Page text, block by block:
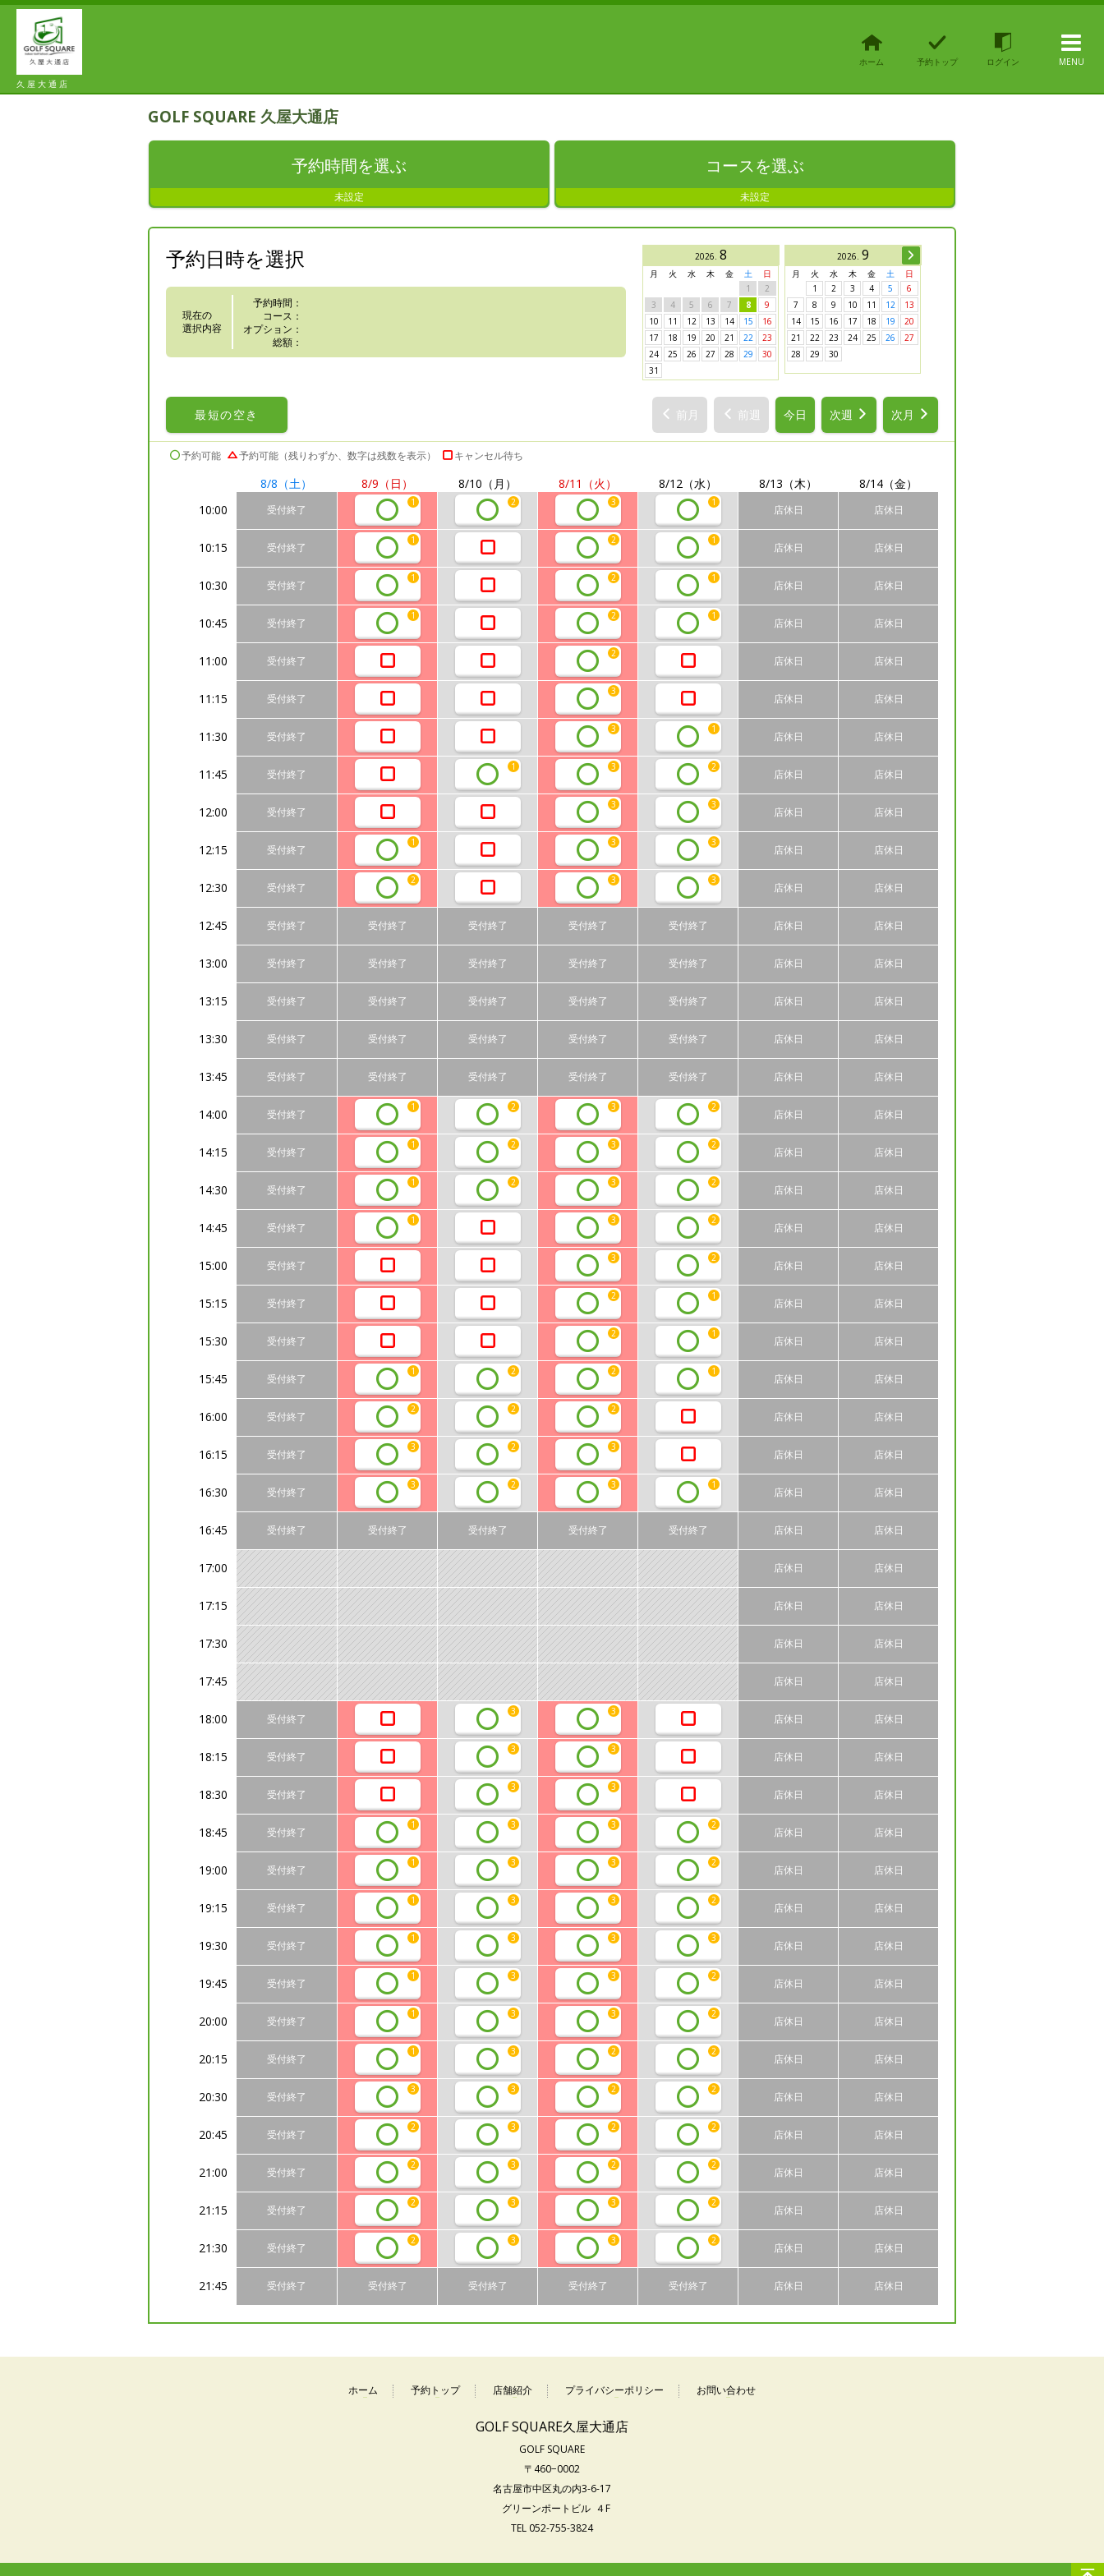
久 屋 大 通 店
ホーム 予約トップ ログイン MENU
GOLF SQUARE 久屋大通店
予約時間を選ぶ
未設定
コースを選ぶ
未設定
予約日時を選択
現在の
選択内容
予約時間：
コース：
オプション：
総額：
2026. 8
月 火 水 木 金 土
日
1
2
3
4 5 6 7 8
9
10
11 12 13 14 15
16
17
18 19 20 21 22
23
24
25 26 27 28 29
30
31
2026.9
月 火 水 木 金 土
日
1
2 3 4 5
6
7
8 9 10 11 12
13
14
15 16 17 18 19
20
21
22 23 24 25 26
27
28
29 30
最短の空き 前月 前週 今日 次週 次月
予約可能 予約可能（残りわずか、数字は残数を表示） キャンセル待ち
8/8 （土） 8/9 （日） 8/10 （月） 8/11 （火） 8/12（水） 8/13 （木） 8/14（金）
10:00
受付終了
1 2 3 1
店休日 店休日
10:15 受付終了
1 2 1
店休日 店休日
10:30 受付終了
1 2 1
店休日 店休日
10:45 受付終了
1 2 1
店休日 店休日
11:00 受付終了
2
店休日 店休日
11:15 受付終了
3
店休日 店休日
11:30 受付終了
3 1
店休日 店休日
11:45 受付終了
1 3 2
店休日 店休日
12:00 受付終了
3 3
店休日 店休日
12:15 受付終了
1 3 3
店休日 店休日
12:30 受付終了
2 3 3
店休日 店休日
12:45 受付終了 受付終了 受付終了 受付終了 受付終了 店休日 店休日
13:00 受付終了 受付終了 受付終了 受付終了 受付終了 店休日 店休日
13:15 受付終了 受付終了 受付終了 受付終了 受付終了 店休日 店休日
13:30 受付終了 受付終了 受付終了 受付終了 受付終了 店休日 店休日
13:45 受付終了 受付終了 受付終了 受付終了 受付終了 店休日 店休日
14:00 受付終了
1 2 3 2
店休日 店休日
14:15 受付終了
1 2 3 2
店休日 店休日
14:30 受付終了
1 2 3 2
店休日 店休日
14:45 受付終了
1 3 2
店休日 店休日
15:00 受付終了
3 2
店休日 店休日
15:15 受付終了
2 1
店休日 店休日
15:30 受付終了
2 1
店休日 店休日
15:45 受付終了
1 2 2 1
店休日 店休日
16:00 受付終了
2 2 2
店休日 店休日
16:15 受付終了
3 2 3
店休日 店休日
16:30 受付終了
3 2 3 1
店休日 店休日
16:45 受付終了 受付終了 受付終了 受付終了 受付終了 店休日 店休日
17:00 店休日 店休日
17:15 店休日 店休日
17:30 店休日 店休日
17:45 店休日 店休日
18:00 受付終了
3 3
店休日 店休日
18:15 受付終了
3 3
店休日 店休日
18:30 受付終了
3 3
店休日 店休日
18:45 受付終了
1 3 3 2
店休日 店休日
19:00 受付終了
1 3 3 2
店休日 店休日
19:15 受付終了
1 3 3 2
店休日 店休日
19:30 受付終了
1 3 3 3
店休日 店休日
19:45 受付終了
1 3 3 2
店休日 店休日
20:00 受付終了
1 3 3 2
店休日 店休日
20:15 受付終了
1 3 2 2
店休日 店休日
20:30 受付終了
3 3 2 2
店休日 店休日
20:45 受付終了
2 3 2 2
店休日 店休日
21:00 受付終了
2 3 2 2
店休日 店休日
21:15 受付終了
2 3 3 2
店休日 店休日
21:30 受付終了
2 3 3 2
店休日 店休日
21:45 受付終了 受付終了 受付終了 受付終了 受付終了 店休日 店休日
ホーム 予約トップ 店舗紹介 プライバシーポリシー お問い合わせ
GOLF SQUARE久屋大通店
GOLF SQUARE
〒460−0002
名古屋市中区丸の内3-6-17
グリーンポートビル ４F
TEL 052-755-3824